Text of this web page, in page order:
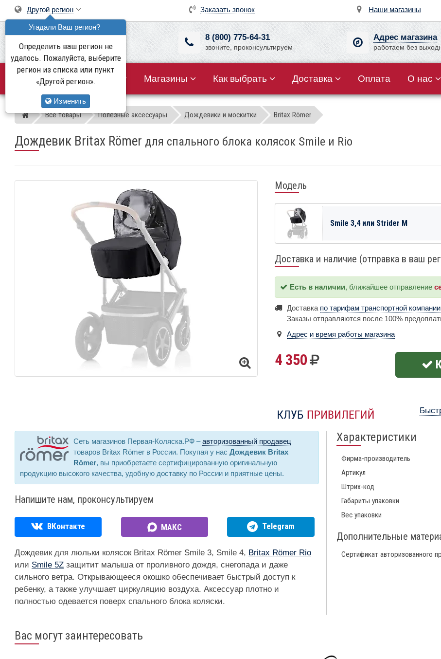
Заказать звонок Наши магазины
Другой регион
Угадали Ваш регион?
Определить ваш регион не
удалось. Пожалуйста, выберите
регион из списка или пункт
«Другой регион».
Изменить
8 (800) 775-64-31
звоните, проконсультируем
Адрес магазина
работаем без
Все товары Акции Магазины Как выбрать Доставка Оплата О нас
Магазин детских колясок
Все товары Полезные аксессуары Дождевики и москитки Britax Römer
Дождевик Britax Römer для спального блока колясок Smile и Rio
Модель
Smile 3,4 или Strider M
Доставка и наличие (отправка в ваш
Есть в наличии, ближайшее отправление
Доставка по тарифам транспортной компании
Заказы отправляются после 100%
Адрес и время работы магазина
4 350
Сеть магазинов Первая-Коляска.РФ –авторизованный продавец
товаров Britax Römer в России. Покупая у нас Дождевик Britax
Römer, вы приобретаете сертифицированную оригинальную
продукцию высокого качества, удобную доставку по России и приятные цены.
Напишите нам, проконсультируем
ВКонтакте МАКС Telegram
Дождевик для люльки колясок Britax Römer Smile 3, Smile 4, Britax Römer Rio
или Smile 5Z защитит малыша от проливного дождя, снегопада и даже
сильного ветра. Открывающееся окошко обеспечивает быстрый доступ к
ребенку, а также улучшает циркуляцию воздуха. Аксессуар плотно и
полностью одевается поверх спального блока коляски.
Характеристики
Фирма-производитель
Артикул
Штрих-код
Габариты упаковки
Вес упаковки
Дополнительные
Сертификат авторизованного
Вас могут заинтересовать